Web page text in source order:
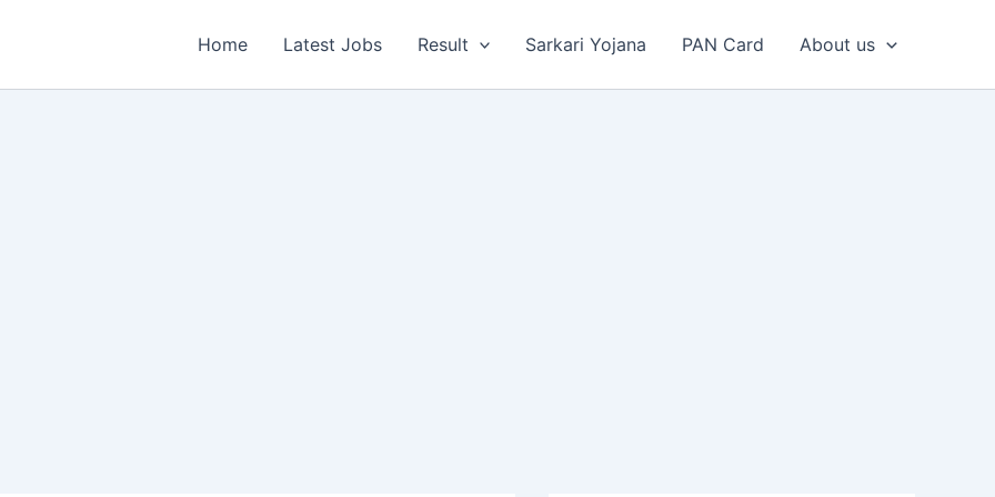
Home Latest Jobs Result Sarkari Yojana PAN Card About us